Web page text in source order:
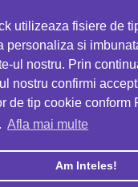
utilizeaza fisiere de
personaliza si
ul nostru. Prin
nostru confirmi
de tip cookie conform
Afla mai multe
Am Inteles!
& TRACK S.R.L
la orice comandă
EATTRACK
Profită acum